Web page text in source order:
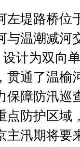
堤路桥位
与温潮减河
计为双向
贯通了温榆
保障防汛巡
点防护区域
主汛期将要